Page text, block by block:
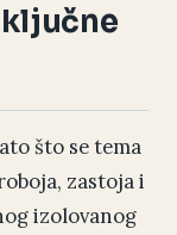
što se tema
zastoja i
izolovanog